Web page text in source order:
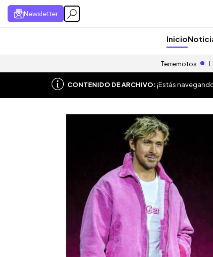
Newsletter
Inicio
Terremotos
CONTENIDO DE ARCHIVO:¡Estás